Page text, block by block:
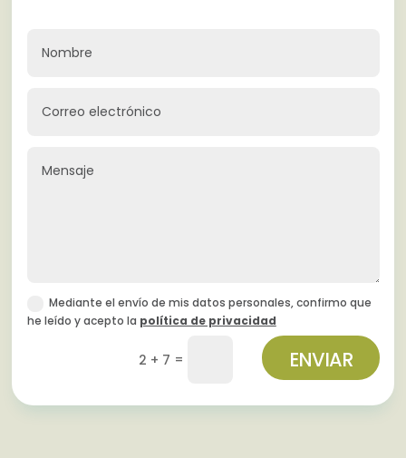
Mediante el envío de mis datos personales, confirmo que
he leído y acepto la política de privacidad
2 + 7 = ENVIAR